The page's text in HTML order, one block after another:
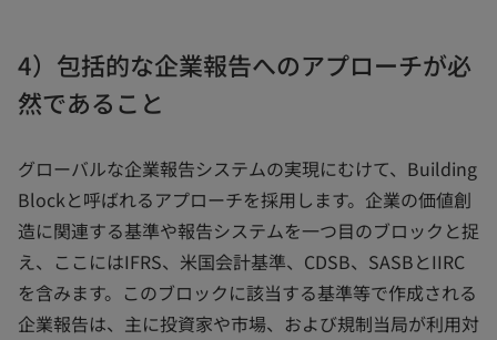
4）包括的な企業報告へのアプローチが必
然であること
グローバルな企業報告システムの実現にむけて、Building
Blockと呼ばれるアプローチを採用します。企業の価値創
造に関連する基準や報告システムを一つ目のブロックと捉
え、ここにはIFRS、米国会計基準、CDSB、SASBとIIRC
を含みます。このブロックに該当する基準等で作成される
企業報告は、主に投資家や市場、および規制当局が利用対